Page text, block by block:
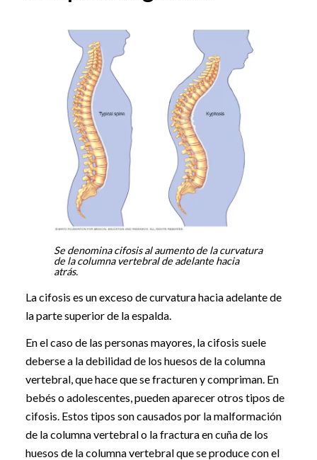
Se denomina cifosis al aumento de la curvatura
de la columna vertebral de adelante hacia
atrás.
La cifosis es un exceso de curvatura hacia adelante de
la parte superior de la espalda.
En el caso de las personas mayores, la cifosis suele
deberse a la debilidad de los huesos de la columna
vertebral, que hace que se fracturen y compriman. En
bebés o adolescentes, pueden aparecer otros tipos de
cifosis. Estos tipos son causados por la malformación
de la columna vertebral o la fractura en cuña de los
huesos de la columna vertebral que se produce con el